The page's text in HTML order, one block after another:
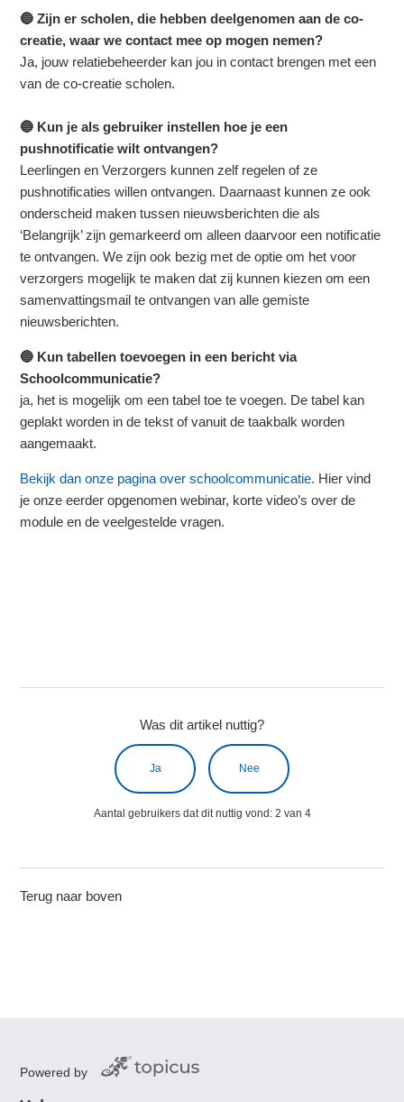
🔵 Zijn er scholen, die hebben deelgenomen aan de co-
creatie, waar we contact mee op mogen nemen?
Ja, jouw relatiebeheerder kan jou in contact brengen met een
van de co-creatie scholen.
🔵 Kun je als gebruiker instellen hoe je een
pushnotificatie wilt ontvangen?
Leerlingen en Verzorgers kunnen zelf regelen of ze
pushnotificaties willen ontvangen. Daarnaast kunnen ze ook
onderscheid maken tussen nieuwsberichten die als
‘Belangrijk’ zijn gemarkeerd om alleen daarvoor een notificatie
te ontvangen. We zijn ook bezig met de optie om het voor
verzorgers mogelijk te maken dat zij kunnen kiezen om een
samenvattingsmail te ontvangen van alle gemiste
nieuwsberichten.
🔵 Kun tabellen toevoegen in een bericht via
Schoolcommunicatie?
ja, het is mogelijk om een tabel toe te voegen. De tabel kan
geplakt worden in de tekst of vanuit de taakbalk worden
aangemaakt.
Bekijk dan onze pagina over schoolcommunicatie. Hier vind
je onze eerder opgenomen webinar, korte video’s over de
module en de veelgestelde vragen.
Was dit artikel nuttig?
Ja Nee
Aantal gebruikers dat dit nuttig vond: 2 van 4
Terug naar boven
Powered by